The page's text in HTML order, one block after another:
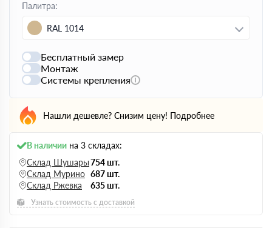
Палитра:
RAL 1014
Бесплатный замер
Монтаж
Системы крепления
Нашли дешевле? Снизим цену! Подробнее
В наличии на 3 складах:
Склад Шушары754 шт.
Склад Мурино 687 шт.
Склад Ржевка
635 шт.
Узнать стоимость с доставкой